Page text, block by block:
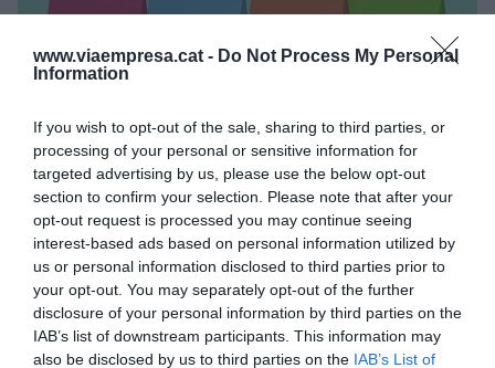
www.viaempresa.cat - Do Not Process My Personal
Information
If you wish to opt-out of the sale, sharing to third parties, or
processing of your personal or sensitive information for
targeted advertising by us, please use the below opt-out
section to confirm your selection. Please note that after your
opt-out request is processed you may continue seeing
interest-based ads based on personal information utilized by
us or personal information disclosed to third parties prior to
your opt-out. You may separately opt-out of the further
disclosure of your personal information by third parties on the
IAB’s list of downstream participants. This information may
also be disclosed by us to third parties on the IAB’s List of
En el comercio electrónico están cada vez más en auge
dos formas de compra inscritas en el llamado comercio
conversacional | Cedida
El reto para las empresas es equilibrar la
estrategia comercial con la rentabilidad. La
tecnología juega un papel esencial en este
proceso: